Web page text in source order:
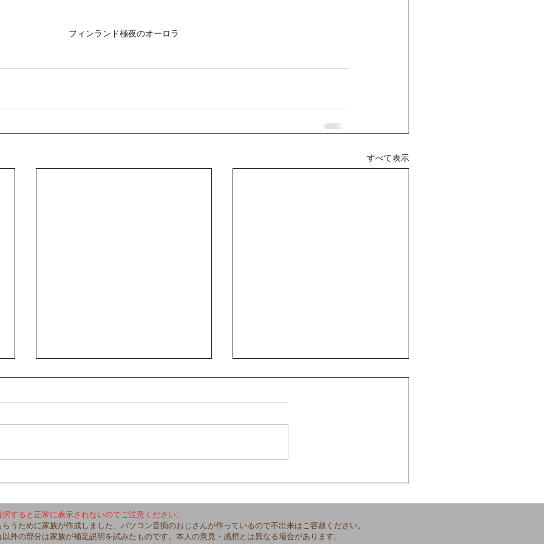
フィンランド極夜のオーロラ
すべて表示
【卒業式】
すると正常に表示されないのでご注意ください。
うために家族が作成しました。パソコン音痴のおじさんが作っているので不出来はご容赦ください。
の部分は家族が補足説明を試みたものです。本人の意見・感想とは異なる場合があります。